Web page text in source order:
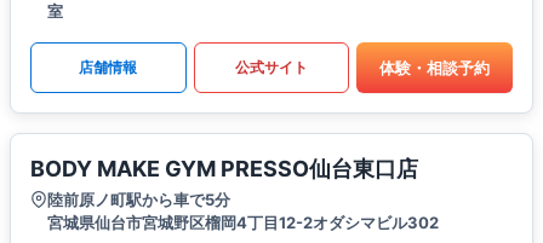
室
店舗情報 公式サイト 体験・相談予約
BODY MAKE GYM PRESSO仙台東口店
陸前原ノ町駅から車で5分
宮城県仙台市宮城野区榴岡4丁目12-2オダシマビル302